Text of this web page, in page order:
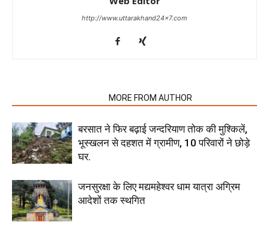
http://www.uttarakhand24x7.com
MORE FROM AUTHOR
बरसात ने फिर बढ़ाई जन्दरियाण तोक की मुश्किलें,
भूस्खलन से दहशत में ग्रामीण, 10 परिवारों ने छोड़े
घर.
जनसुरक्षा के लिए मद्यमहेश्वर धाम यात्रा अग्रिम
आदेशों तक स्थगित